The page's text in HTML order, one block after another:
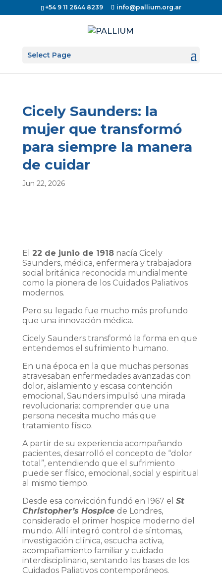
+54 9 11 2644 8239 info@pallium.org.ar
Select Page
Cicely Saunders: la
mujer que transformó
para siempre la manera
de cuidar
Jun 22, 2026
El 22 de junio de 1918nacía Cicely
Saunders, médica, enfermera y trabajadora
social británica reconocida mundialmente
como la pionera de los Cuidados Paliativos
modernos.
Pero su legado fue mucho más profundo
que una innovación médica.
Cicely Saunders transformó la forma en que
entendemos el sufrimiento humano.
En una época en la que muchas personas
atravesaban enfermedades avanzadas con
dolor, aislamiento y escasa contención
emocional, Saunders impulsó una mirada
revolucionaria: comprender que una
persona necesita mucho más que
tratamiento físico.
A partir de su experiencia acompañando
pacientes, desarrolló el concepto de “dolor
total”, entendiendo que el sufrimiento
puede ser físico, emocional, social y espiritual
al mismo tiempo.
Desde esa convicción fundó en 1967 el St
Christopher’s Hospice de Londres,
considerado el primer hospice moderno del
mundo. Allí integró control de síntomas,
investigación clínica, escucha activa,
acompañamiento familiar y cuidado
interdisciplinario, sentando las bases de los
Cuidados Paliativos contemporáneos.